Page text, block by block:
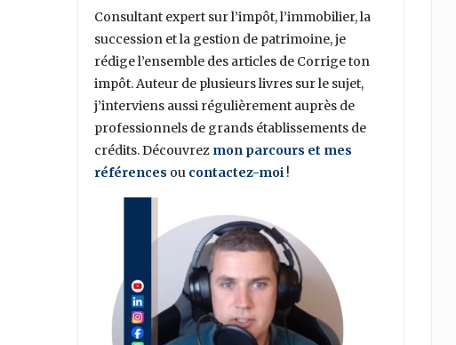
Consultant expert sur l’impôt, l’immobilier, la
succession et la gestion de patrimoine, je
rédige l’ensemble des articles de Corrige ton
impôt. Auteur de plusieurs livres sur le sujet,
j’interviens aussi régulièrement auprès de
professionnels de grands établissements de
crédits. Découvrez mon parcours et mes
références ou contactez-moi!